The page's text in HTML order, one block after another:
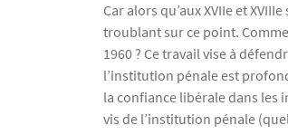
Car alors qu’aux XVIIe et
troublant sur ce point.
1960 ? Ce travail vise à
l’institution pénale est
la confiance libérale dans les
vis de l’institution pénale